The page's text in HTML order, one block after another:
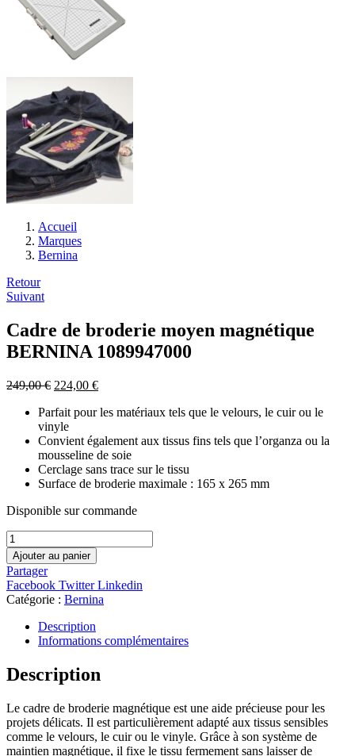
Accueil
Marques
Bernina
Navigation
de
l’article
Retour
Suivant
Cadre de broderie moyen magnétique
BERNINA 1089947000
249,00€ 224,00 €
Parfait pour les matériaux tels que le velours, le cuir ou le
vinyle
Convient également aux tissus fins tels que l’organza ou la
mousseline de soie
Cerclage sans trace sur le tissu
Surface de broderie maximale : 165 x 265 mm
Disponible sur commande
quantité
de
Cadre
de
broderie
moyen
magnétique
BERNINA
1089947000
Ajouter au panier
Partager
Facebook TwitterLinkedin
Catégorie : Bernina
Description
Informations complémentaires
Description
Le cadre de broderie magnétique est une aide précieuse pour les
projets délicats. Il est particulièrement adapté aux tissus sensibles
comme le velours, le cuir ou le vinyle. Grâce à son système de
maintien magnétique, il fixe le tissu fermement sans laisser de